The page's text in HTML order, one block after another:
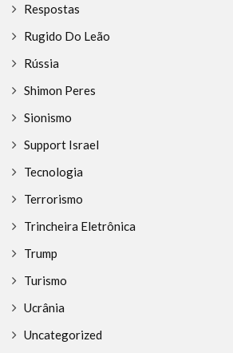
Respostas
Rugido Do Leão
Rússia
Shimon Peres
Sionismo
Support Israel
Tecnologia
Terrorismo
Trincheira Eletrônica
Trump
Turismo
Ucrânia
Uncategorized